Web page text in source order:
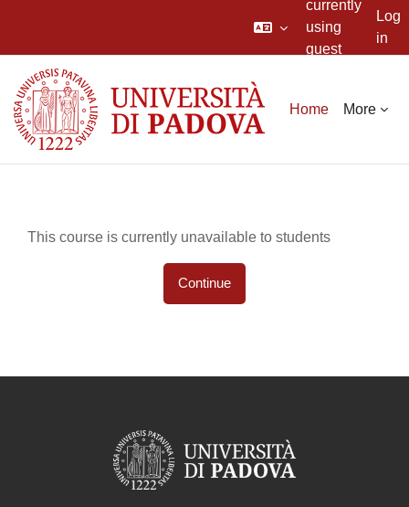
currently
using
guest
Log
in
Home More
This course is currently unavailable to students
Continue